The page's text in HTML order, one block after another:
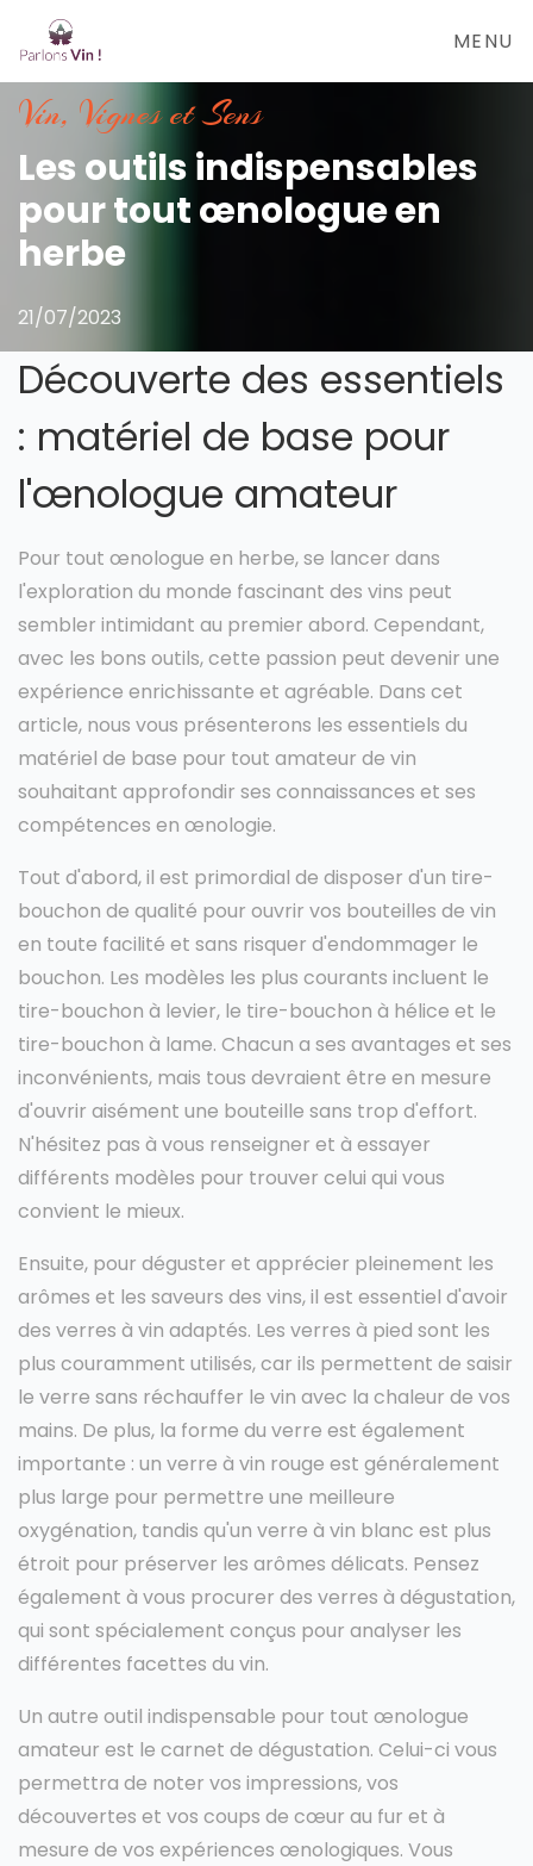
MENU
Vin, Vignes et Sens
Les outils indispensables
pour tout œnologue en
herbe
21/07/2023
Découverte des essentiels
: matériel de base pour
l'œnologue amateur
Pour tout œnologue en herbe, se lancer dans
l'exploration du monde fascinant des vins peut
sembler intimidant au premier abord. Cependant,
avec les bons outils, cette passion peut devenir une
expérience enrichissante et agréable. Dans cet
article, nous vous présenterons les essentiels du
matériel de base pour tout amateur de vin
souhaitant approfondir ses connaissances et ses
compétences en œnologie.
Tout d'abord, il est primordial de disposer d'un tire-
bouchon de qualité pour ouvrir vos bouteilles de vin
en toute facilité et sans risquer d'endommager le
bouchon. Les modèles les plus courants incluent le
tire-bouchon à levier, le tire-bouchon à hélice et le
tire-bouchon à lame. Chacun a ses avantages et ses
inconvénients, mais tous devraient être en mesure
d'ouvrir aisément une bouteille sans trop d'effort.
N'hésitez pas à vous renseigner et à essayer
différents modèles pour trouver celui qui vous
convient le mieux.
Ensuite, pour déguster et apprécier pleinement les
arômes et les saveurs des vins, il est essentiel d'avoir
des verres à vin adaptés. Les verres à pied sont les
plus couramment utilisés, car ils permettent de saisir
le verre sans réchauffer le vin avec la chaleur de vos
mains. De plus, la forme du verre est également
importante : un verre à vin rouge est généralement
plus large pour permettre une meilleure
oxygénation, tandis qu'un verre à vin blanc est plus
étroit pour préserver les arômes délicats. Pensez
également à vous procurer des verres à dégustation,
qui sont spécialement conçus pour analyser les
différentes facettes du vin.
Un autre outil indispensable pour tout œnologue
amateur est le carnet de dégustation. Celui-ci vous
permettra de noter vos impressions, vos
découvertes et vos coups de cœur au fur et à
mesure de vos expériences œnologiques. Vous